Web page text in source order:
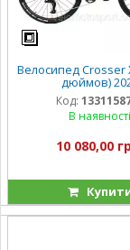
Велосипед Crosser
дюймов)
Код:
В наявності
10 080,00